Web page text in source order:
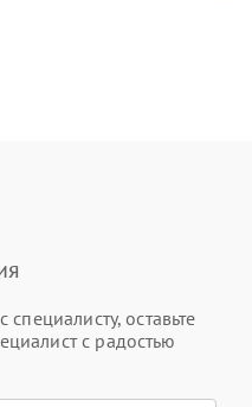
специалисту, оставьте
с радостью